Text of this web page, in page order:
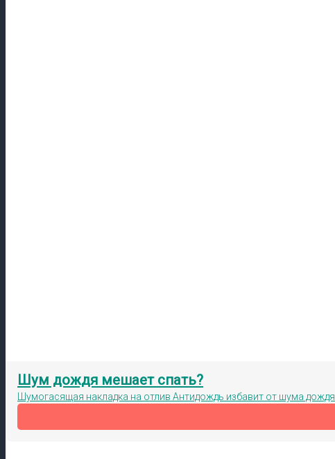
Шум дождя мешает спать?
Шумогасящая накладка на отлив Антидождь избавит от шума дождя